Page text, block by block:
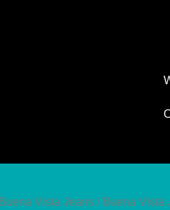
Buena Vista Jeans / Buena Vista